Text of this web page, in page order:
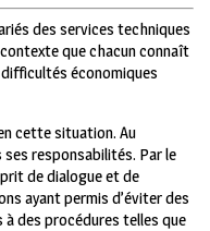
des services techniques
que chacun connaît
économiques
cette situation. Au
responsabilités. Par le
de dialogue et de
ayant permis d’éviter des
des procédures telles que